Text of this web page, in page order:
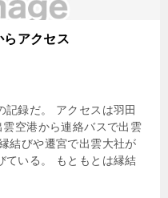
アクセス
記録だ。 アクセスは羽田
空港から連絡バスで出雲
結びや遷宮で出雲大社が
ている。 もともとは縁結